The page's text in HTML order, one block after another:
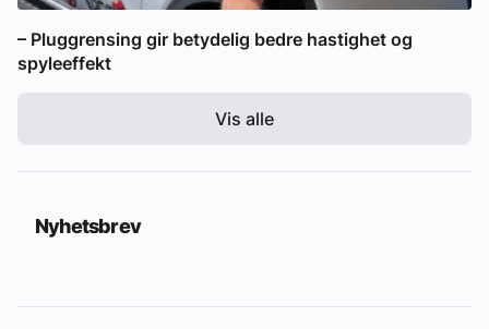
– Pluggrensing gir betydelig bedre hastighet og
spyleeffekt
Vis alle
Nyhetsbrev